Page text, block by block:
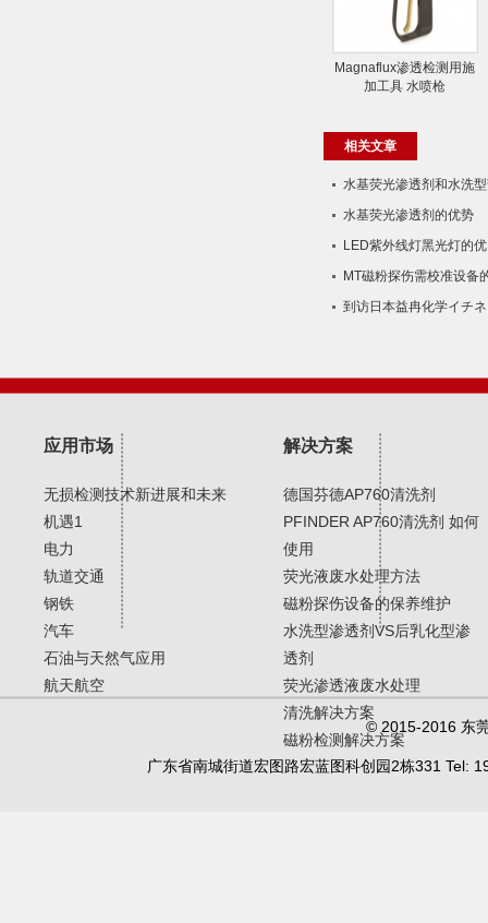
Magnaflux渗透检测用施
加工具 水喷枪
相关文章
水基荧光渗透剂和水​洗
水基荧光渗透剂的优势
LED紫外线灯黑光灯的
MT磁粉探伤需校准设备
到访日本益冉化学イチ
应用市场
无损检测技术新进展和未来
机遇1
电力
轨道交通
钢铁
汽车
石油与天然气应用
航天航空
解决方案
德国芬德AP760清洗剂
PFINDER AP760清洗剂 如何
使用
荧光液废水处理方法
磁粉探伤设备的保养维护
水洗型渗透剂VS后乳化型渗
透剂
荧光渗透液废水处理
清洗解决方案
磁粉检测解决方案
© 2015-2016 东
广东省南城街道宏图路宏蓝图科创园2栋331 Tel: